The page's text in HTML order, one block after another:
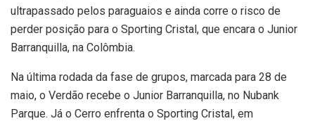
ultrapassado pelos paraguaios e ainda corre o risco de
perder posição para o Sporting Cristal, que encara o Junior
Barranquilla, na Colômbia.
Na última rodada da fase de grupos, marcada para 28 de
maio, o Verdão recebe o Junior Barranquilla, no Nubank
Parque. Já o Cerro enfrenta o Sporting Cristal, em